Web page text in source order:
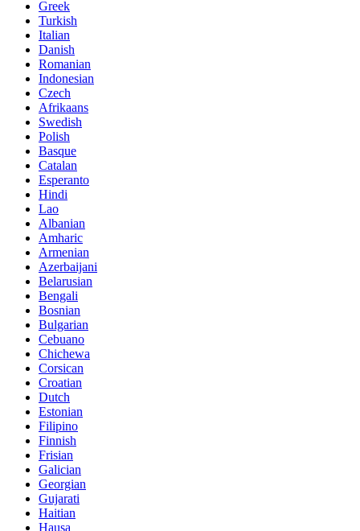
Greek
Turkish
Italian
Danish
Romanian
Indonesian
Czech
Afrikaans
Swedish
Polish
Basque
Catalan
Esperanto
Hindi
Lao
Albanian
Amharic
Armenian
Azerbaijani
Belarusian
Bengali
Bosnian
Bulgarian
Cebuano
Chichewa
Corsican
Croatian
Dutch
Estonian
Filipino
Finnish
Frisian
Galician
Georgian
Gujarati
Haitian
Hausa